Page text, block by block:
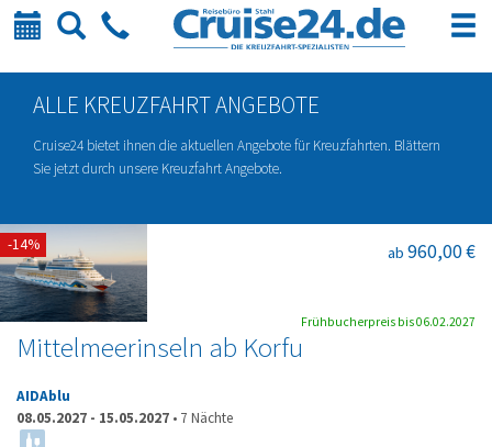
Kalender
SucheTelefon
ALLE KREUZFAHRT ANGEBOTE
Cruise24 bietet ihnen die aktuellen Angebote für Kreuzfahrten. Blättern
Sie jetzt durch unsere Kreuzfahrt Angebote.
Mittelmeerinseln ab Korfu
ab 960,00 €
AIDAblu
08.05.2027 - 15.05.2027 • 7 Nächte
-14%
Frühbucherpreis bis 06.02.2027